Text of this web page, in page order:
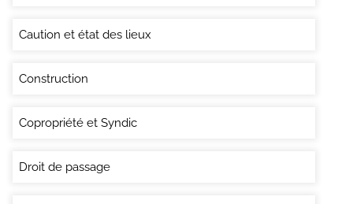
Caution et état des lieux
Construction
Copropriété et Syndic
Droit de passage